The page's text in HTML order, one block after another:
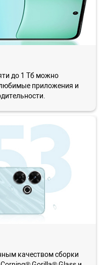
до 1 Тб можно
приложения и
качеством сборки